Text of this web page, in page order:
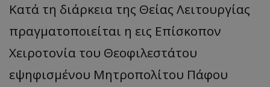
Κατά τη διάρκεια της Θείας Λειτουργίας
πραγματοποιείται η εις Επίσκοπον
Χειροτονία του Θεοφιλεστάτου
εψηφισμένου Μητροπολίτου Πάφου